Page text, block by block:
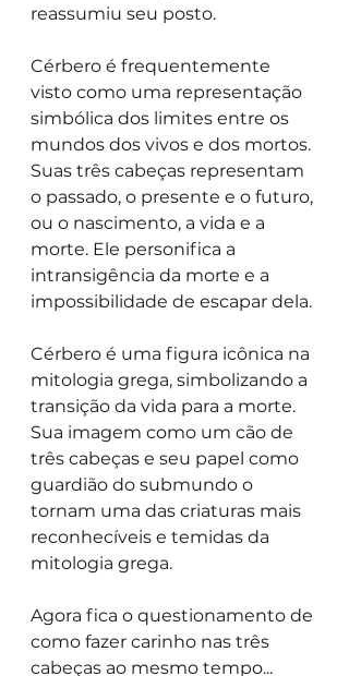
reassumiu seu posto.
Cérbero é frequentemente
visto como uma representação
simbólica dos limites entre os
mundos dos vivos e dos mortos.
Suas três cabeças representam
o passado, o presente e o futuro,
ou o nascimento, a vida e a
morte. Ele personifica a
intransigência da morte e a
impossibilidade de escapar dela.
Cérbero é uma figura icônica na
mitologia grega, simbolizando a
transição da vida para a morte.
Sua imagem como um cão de
três cabeças e seu papel como
guardião do submundo o
tornam uma das criaturas mais
reconhecíveis e temidas da
mitologia grega.
Agora fica o questionamento de
como fazer carinho nas três
cabeças ao mesmo tempo...